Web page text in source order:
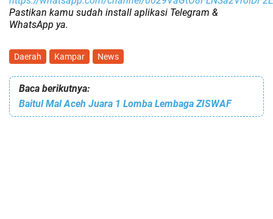
Pastikan kamu sudah install aplikasi Telegram &
WhatsApp ya.
Daerah Kampar News
Baca berikutnya:
Baitul Mal Aceh Juara 1 Lomba Lembaga ZISWAF